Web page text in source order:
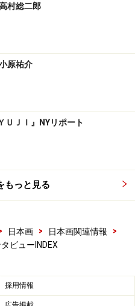
】米山馨
聞く
最新の内容をご確認くださ
村総二郎
原祐介
ＵＪＩ』NYリポート
もっと見る
日本画 > 日本画関連情報
>
ビューINDEX
採用情報